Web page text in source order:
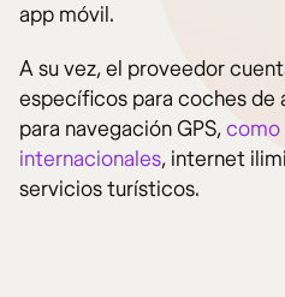
app móvil.
A su vez, el proveedor
específicos para coches de
para navegación GPS,como
internacionales, internet
servicios turísticos.